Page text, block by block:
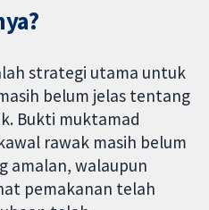
strategi utama untuk
belum jelas tentang
Bukti muktamad
rawak masih belum
amalan, walaupun
pemakanan telah